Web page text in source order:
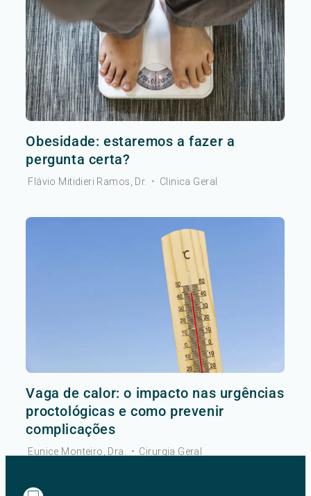
Obesidade: estaremos a fazer a
pergunta certa?
Flávio Mitidieri Ramos, Dr. • Clinica Geral
Vaga de calor: o impacto nas urgências
proctológicas e como prevenir
complicações
Eunice Monteiro, Dra. • Cirurgia Geral